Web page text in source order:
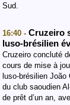
Sud.
16:40 - Cruzeiro
luso-brésilien
Cruzeiro concluté
cours de mise à
luso-brésilien
du club saoudien
de prêt d’un an,